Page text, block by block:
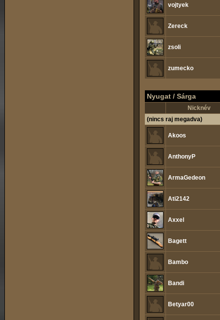
vojtyek
Zereck
zsoli
zumecko
Nyugat / Sárga
Nicknév
(nincs raj megadva)
Akoos
AnthonyP
ArmaGedeon
Ati2142
Axxel
Bagett
Bambo
Bandi
Betyar00